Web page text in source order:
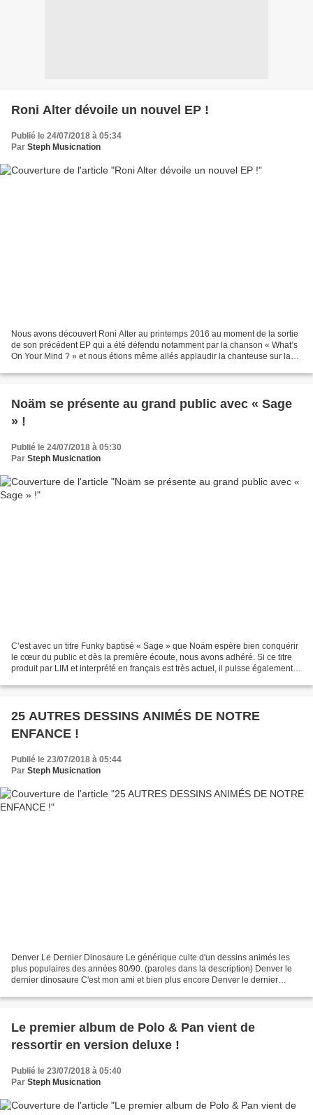
Roni Alter dévoile un nouvel EP !
Publié le 24/07/2018 à 05:34
Par Steph Musicnation
Nous avons découvert Roni Alter au printemps 2016 au moment de la sortie
de son précédent EP qui a été défendu notamment par la chanson « What’s
On Your Mind ? » et nous étions même allés applaudir la chanteuse sur la
Noäm se présente au grand public avec « Sage
» !
Publié le 24/07/2018 à 05:30
Par Steph Musicnation
C’est avec un titre Funky baptisé « Sage » que Noäm espère bien conquérir
le cœur du public et dès la première écoute, nous avons adhéré. Si ce titre
produit par LIM et interprété en français est très actuel, il puisse également
25 AUTRES DESSINS ANIMÉS DE NOTRE
ENFANCE !
Publié le 23/07/2018 à 05:44
Par Steph Musicnation
Denver Le Dernier Dinosaure Le générique culte d'un dessins animés les
plus populaires des années 80/90. (paroles dans la description) Denver le
dernier dinosaure C'est mon ami et bien plus encore Denver le dernier
Le premier album de Polo & Pan vient de
ressortir en version deluxe !
Publié le 23/07/2018 à 05:40
Par Steph Musicnation